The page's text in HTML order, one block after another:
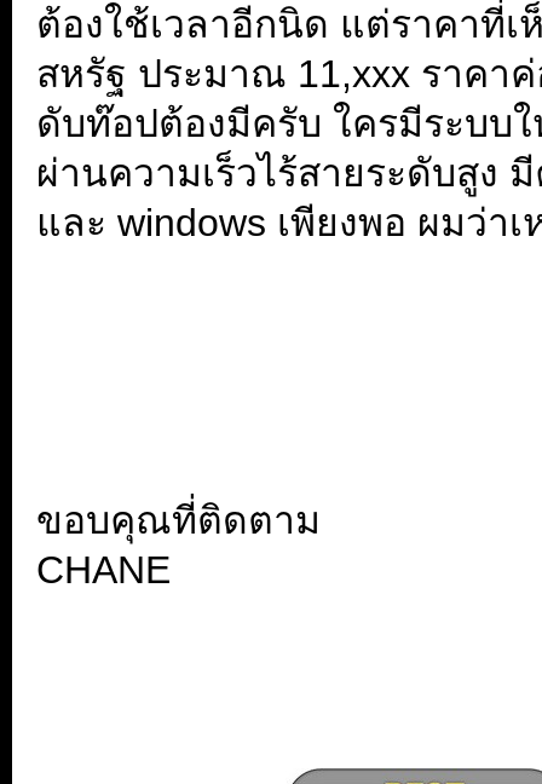
ต้องใช้เวลาอีกนิด แต่ราคาที่
สหรัฐ ประมาณ 11,xxx ราคา
ดับท๊อปต้องมีครับ ใครมีระบบ
ผ่านความเร็วไร้สายระดับสูง
และ windows เพียงพอ ผมว่า
ขอบคุณที่ติดตาม
CHANE